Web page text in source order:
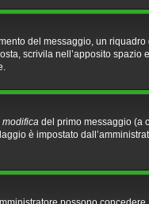
del messaggio, un
scrivila nell’apposito spazio
modifica del primo messaggio (a
è impostato